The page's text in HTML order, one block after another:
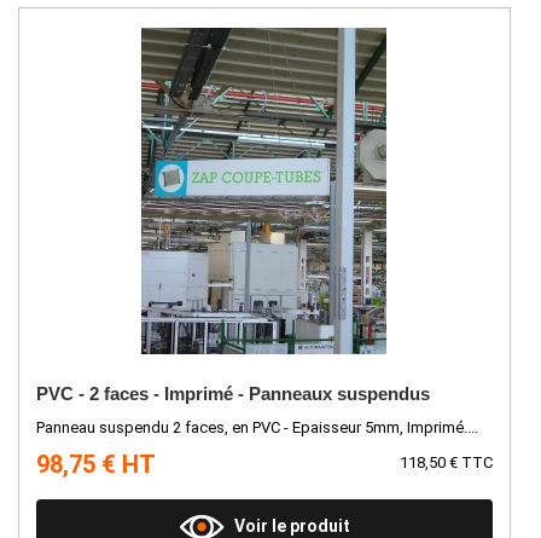
PVC - 2 faces - Imprimé - Panneaux suspendus
Panneau suspendu 2 faces, en PVC - Epaisseur 5mm, Imprimé....
98,75 € HT 118,50 € TTC
Voir le produit